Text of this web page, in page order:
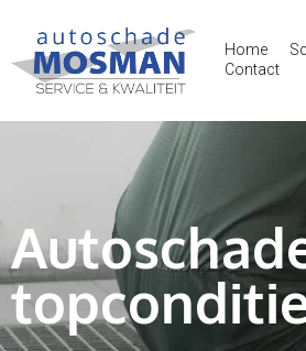
Home
Contact